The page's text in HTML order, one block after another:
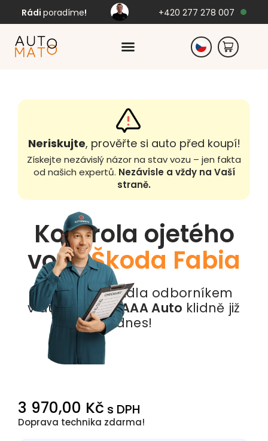
Rádi poradíme! +420 277 278 007
Slovensko
Neriskujte, prověřte si auto před koupí!
Získejte nezávislý názor na stav vozu – jen fakta
od našich expertů. Nezávisle a vždy na Vaší
straně.
Kontrola ojetého
vozuŠkoda Fabia
Prohlídka vozidla odborníkem
v autobazaruAAA Auto klidně již
dnes!
3 970,00 Kč s DPH
Doprava technika zdarma!